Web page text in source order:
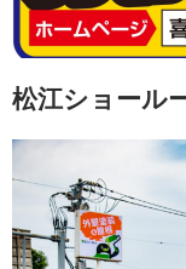
松江ショール